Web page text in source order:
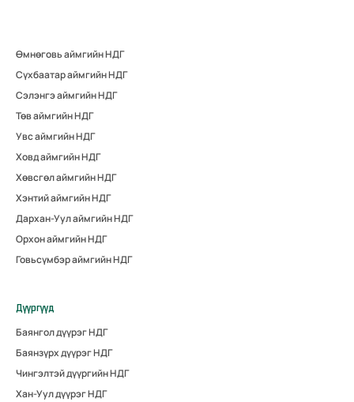
Өмнөговь аймгийн НДГ
Сүхбаатар аймгийн НДГ
Сэлэнгэ аймгийн НДГ
Төв аймгийн НДГ
Увс аймгийн НДГ
Ховд аймгийн НДГ
Хөвсгөл аймгийн НДГ
Хэнтий аймгийн НДГ
Дархан-Уул аймгийн НДГ
Орхон аймгийн НДГ
Говьсүмбэр аймгийн НДГ
Дүүргүүд
Баянгол дүүрэг НДГ
Баянзүрх дүүрэг НДГ
Чингэлтэй дүүргийн НДГ
Хан-Уул дүүрэг НДГ